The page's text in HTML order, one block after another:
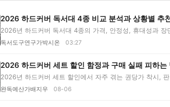
2026 하드커버 독서대 4종 비교 분석과 상황별 추
2026년 하드커버 독서대 4종의 가격, 안정성, 휴대성과 장
형...
독서도구연구가박시온 03:27
2026 하드커버 세트 할인 함정과 구매 실패 피하는
2026년 하드커버 세트 할인에서 자주 겪는 권당가 착시,
비,...
완독예산가배지우 08-06